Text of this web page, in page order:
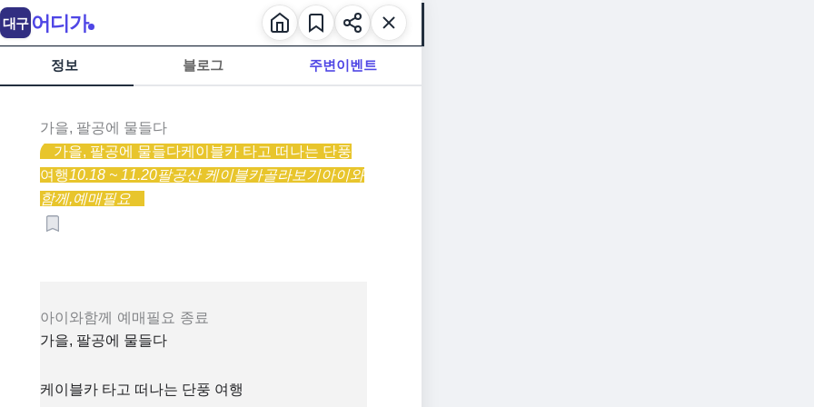
정보 블로그 주변이벤트
가을, 팔공에 물들다
가을, 팔공에 물들다케이블카 타고 떠나는 단풍
여행10.18 ~ 11.20팔공산 케이블카골라보기아이와
함께,예매필요
아이와함께 예매필요 종료
가을, 팔공에 물들다
케이블카 타고 떠나는 단풍 여행
대구 어디가